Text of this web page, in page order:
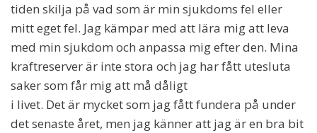
tiden skilja på vad som är min sjukdoms fel eller
mitt eget fel. Jag kämpar med att lära mig att leva
med min sjukdom och anpassa mig efter den. Mina
kraftreserver är inte stora och jag har fått utesluta
saker som får mig att må dåligt
i livet. Det är mycket som jag fått fundera på under
det senaste året, men jag känner att jag är en bra bit